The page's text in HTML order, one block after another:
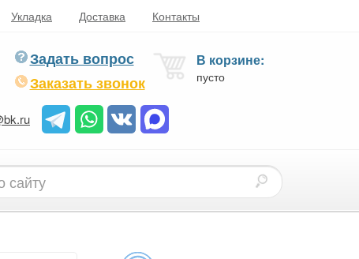
Укладка Доставка Контакты
Задать вопрос
Заказать звонок
В корзине:
пусто